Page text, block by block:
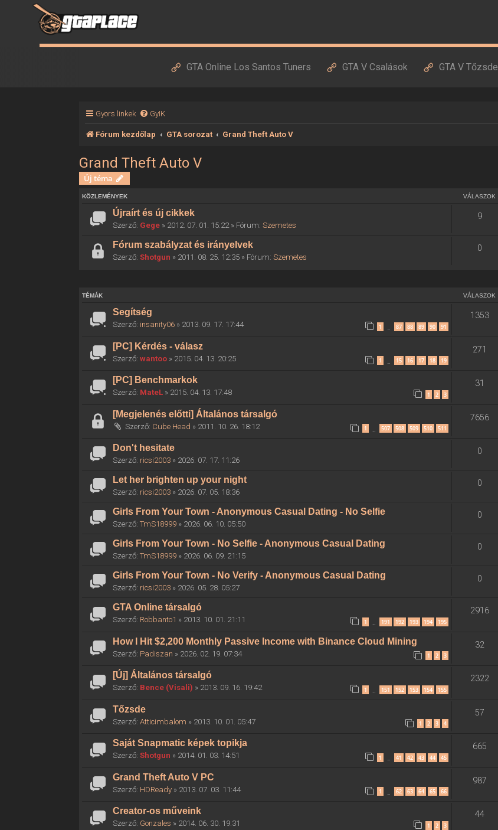
GTA Online Los Santos Tuners GTA V Csalások GTA V Tőzsde
Gyors linkek GyIK
Fórum kezdőlap GTA sorozat Grand Theft Auto V
Grand Theft Auto V
Új téma
KÖZLEMÉNYEK VÁLASZOK
Újraírt és új cikkek
Szerző: Gege » 2012. 07. 01. 15:22 » Fórum:Szemetes
9
Fórum szabályzat és irányelvek
Szerző:Shotgun » 2011. 08. 25. 12:35 » Fórum:Szemetes
0
TÉMÁK VÁLASZOK
Segítség
Szerző: insanity06 » 2013. 09. 17. 17:44 1 … 87 88 89 90 91
1353
[PC] Kérdés - válasz
Szerző:wantoo » 2015. 04. 13. 20:25 1 15 16 17 18 19
271
[PC] Benchmarkok
Szerző: MateL » 2015. 04. 13. 17:48 1 2 3
31
[Megjelenés előtti] Általános társalgó
Szerző: Cube Head » 2011. 10. 26. 18:12 1 507 508 509 510 511
7656
Don't hesitate
Szerző: ricsi2003 » 2026. 07. 17. 11:26
0
Let her brighten up your night
Szerző: ricsi2003 » 2026. 07. 05. 18:36
0
Girls From Your Town - Anonymous Casual Dating - No Selfie
Szerző:TmS18999 » 2026. 06. 10. 05:50
0
Girls From Your Town - No Selfie - Anonymous Casual Dating
Szerző:TmS18999 » 2026. 06. 09. 21:15
0
Girls From Your Town - No Verify - Anonymous Casual Dating
Szerző: ricsi2003 » 2026. 05. 28. 05:27
0
GTA Online társalgó
Szerző: Robbanto1 » 2013. 10. 01. 21:11 1 … 191 192 193 194 195
2916
How I Hit $2,200 Monthly Passive Income with Binance Cloud Mining
Szerző: Padiszan » 2026. 02. 19. 07:34 1 2 3
32
[Új] Általános társalgó
Szerző: Bence (Visali) » 2013. 09. 16. 19:42 1 … 151 152 153 154 155
2322
Tőzsde
Szerző:Atticimbalom » 2013. 10. 01. 05:47 1 2 3 4
57
Saját Snapmatic képek topikja
Szerző:Shotgun » 2014. 01. 03. 14:51 1 … 41 42 43 44 45
665
Grand Theft Auto V PC
Szerző: HDReady » 2013. 07. 03. 11:44 1 62 63 64 65 66
987
Creator-os műveink
Szerző: Gonzales » 2014. 06. 30. 19:31 1 2 3
44